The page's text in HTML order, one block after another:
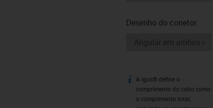
Desenho do conetor
igus-icon-info
A igus® define o
comprimento do cabo como
o comprimento total,